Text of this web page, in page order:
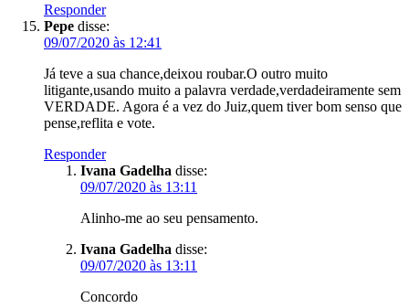
Responder
Pepe disse:
09/07/2020 às 12:41
Já teve a sua chance,deixou roubar.O outro muito
litigante,usando muito a palavra verdade,verdadeiramente sem
VERDADE. Agora é a vez do Juiz,quem tiver bom senso que
pense,reflita e vote.
Responder
Ivana Gadelha disse:
09/07/2020 às 13:11
Alinho-me ao seu pensamento.
Ivana Gadelha disse:
09/07/2020 às 13:11
Concordo